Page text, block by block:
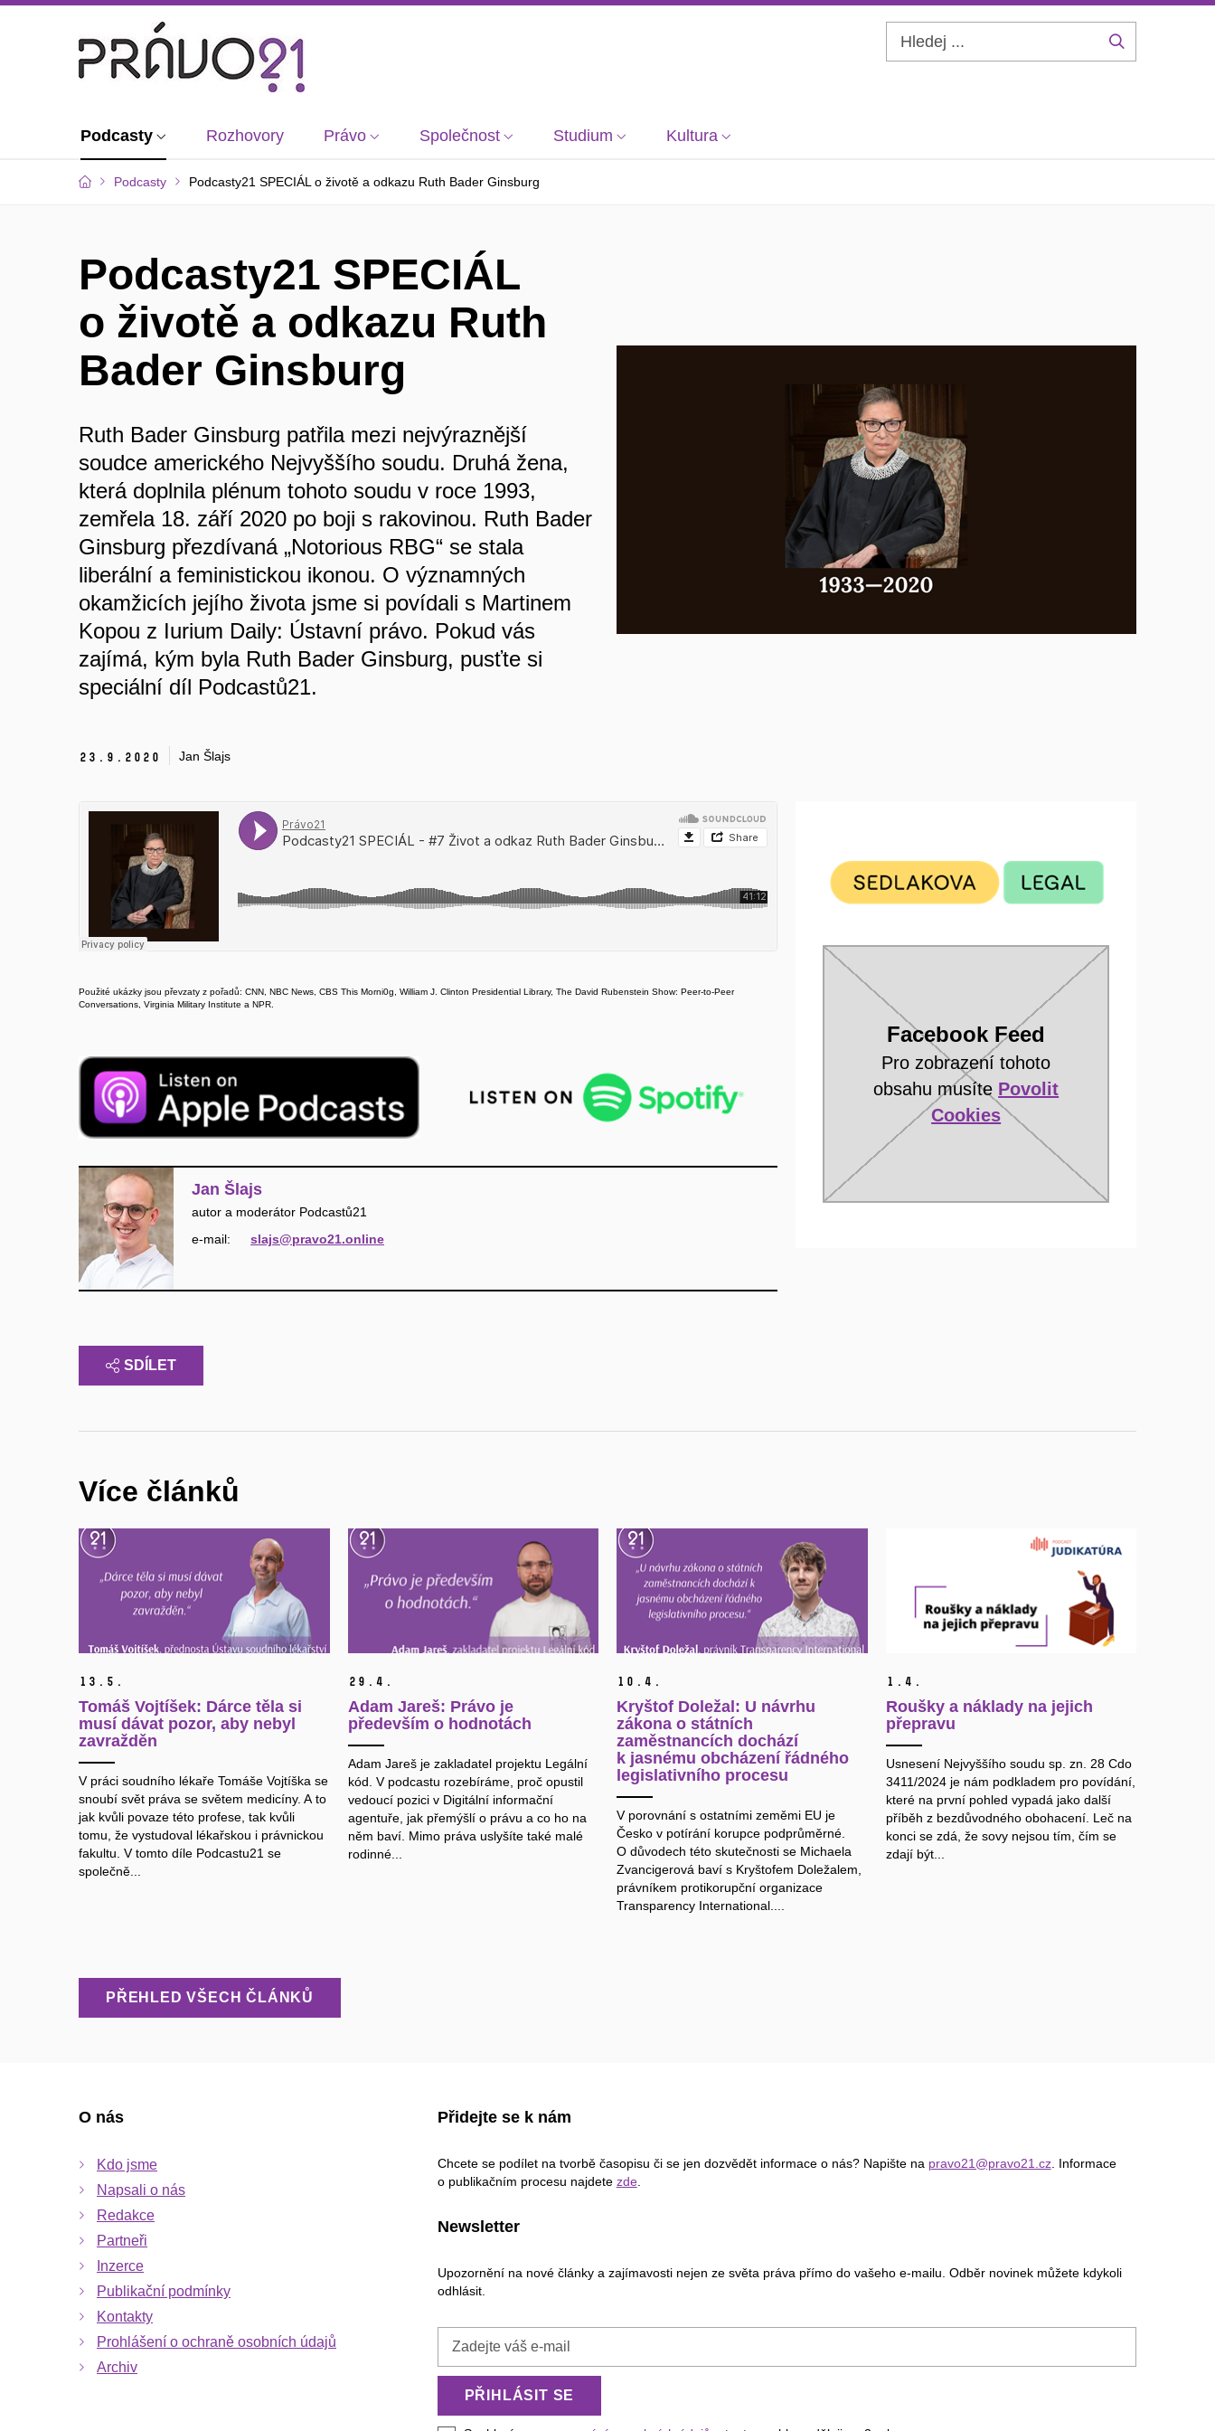
Podcasty Rozhovory Právo Společnost Studium Kultura
Podcasty Podcasty21 SPECIÁL o životě a odkazu Ruth Bader Ginsburg
Podcasty21 SPECIÁL
o životě a odkazu Ruth
Bader Ginsburg
Ruth Bader Ginsburg patřila mezi nejvýraznější
soudce amerického Nejvyššího soudu. Druhá žena,
která doplnila plénum tohoto soudu v roce 1993,
zemřela 18. září 2020 po boji s rakovinou. Ruth Bader
Ginsburg přezdívaná „Notorious RBG“ se stala
liberální a feministickou ikonou. O významných
okamžicích jejího života jsme si povídali s Martinem
Kopou z Iurium Daily: Ústavní právo. Pokud vás
zajímá, kým byla Ruth Bader Ginsburg, pusťte si
speciální díl Podcastů21.
23. 9. 2020 Jan Šlajs
Použité ukázky jsou převzaty z pořadů: CNN, NBC News, CBS This Morni0g, William J. Clinton Presidential Library, The David Rubenstein Show: Peer-to-Peer
Conversations, Virginia Military Institute a NPR.
Jan Šlajs
autor a moderátor Podcastů21
e‑mail:
slajs@pravo21.online
Facebook Feed
Pro zobrazení tohoto
obsahu musíte Povolit
Cookies
SDÍLET
Více článků
13. 5.
Tomáš Vojtíšek: Dárce těla si
musí dávat pozor, aby nebyl
zavražděn
V práci soudního lékaře Tomáše Vojtíška se
snoubí svět práva se světem medicíny. A to
jak kvůli povaze této profese, tak kvůli
tomu, že vystudoval lékařskou i právnickou
fakultu. V tomto díle Podcastu21 se
společně...
29. 4.
Adam Jareš: Právo je
především o hodnotách
Adam Jareš je zakladatel projektu Legální
kód. V podcastu rozebíráme, proč opustil
vedoucí pozici v Digitální informační
agentuře, jak přemýšlí o právu a co ho na
něm baví. Mimo práva uslyšíte také malé
rodinné...
10. 4.
Kryštof Doležal: U návrhu
zákona o státních
zaměstnancích dochází
k jasnému obcházení řádného
legislativního procesu
V porovnání s ostatními zeměmi EU je
Česko v potírání korupce podprůměrné.
O důvodech této skutečnosti se Michaela
Zvancigerová baví s Kryštofem Doležalem,
právníkem protikorupční organizace
Transparency International....
1. 4.
Roušky a náklady na jejich
přepravu
Usnesení Nejvyššího soudu sp. zn. 28 Cdo
3411/2024 je nám podkladem pro povídání,
které na první pohled vypadá jako další
příběh z bezdůvodného obohacení. Leč na
konci se zdá, že sovy nejsou tím, čím se
zdají být...
PŘEHLED VŠECH ČLÁNKŮ
O nás
Kdo jsme
Napsali o nás
Redakce
Partneři
Inzerce
Publikační podmínky
Kontakty
Prohlášení o ochraně osobních údajů
Archiv
Přidejte se k nám
Chcete se podílet na tvorbě časopisu či se jen dozvědět informace o nás? Napište na pravo21@pravo21.cz. Informace
o publikačním procesu najdete zde.
Newsletter
Upozornění na nové články a zajímavosti nejen ze světa práva přímo do vašeho e-mailu. Odběr novinek můžete kdykoli
odhlásit.
e-
PŘIHLÁSIT SE